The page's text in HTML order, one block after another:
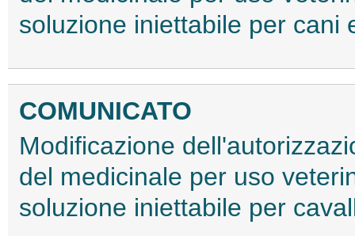
soluzione iniettabile per cani
COMUNICATO
Modificazione
del medicinale per uso
soluzione iniettabile per